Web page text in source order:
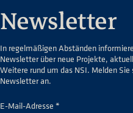
Newsletter
In regelmäßigen Abständen
Newsletter über neue Projekte,
Weitere rund um das NSI. Melden Sie
Newsletter an.
E-Mail-Adresse *